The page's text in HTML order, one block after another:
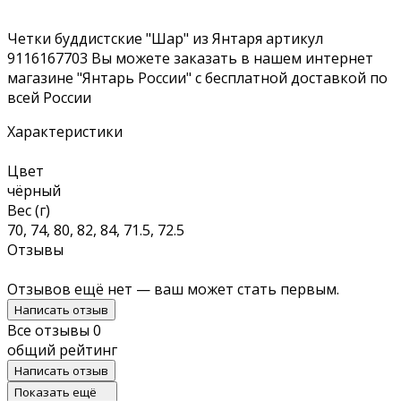
Четки буддистские "Шар" из Янтаря артикул
9116167703 Вы можете заказать в нашем интернет
магазине "Янтарь России" с бесплатной доставкой по
всей России
Характеристики
Цвет
чёрный
Вес (г)
70, 74, 80, 82, 84, 71.5, 72.5
Отзывы
Отзывов ещё нет — ваш может стать первым.
Написать отзыв
Все отзывы 0
общий рейтинг
Написать отзыв
Показать ещё